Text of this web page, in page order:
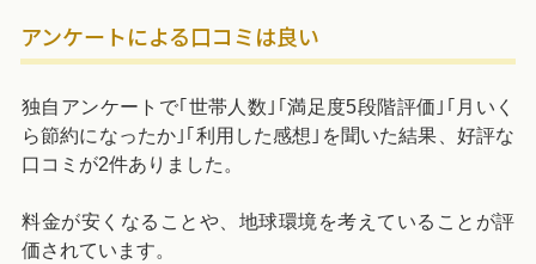
アンケートによる口コミは良い
独自アンケートで｢世帯人数｣｢満足度5段階評価｣｢月いく
ら節約になったか｣｢利用した感想｣を聞いた結果、好評な
口コミが2件ありました。
料金が安くなることや、地球環境を考えていることが評
価されています。